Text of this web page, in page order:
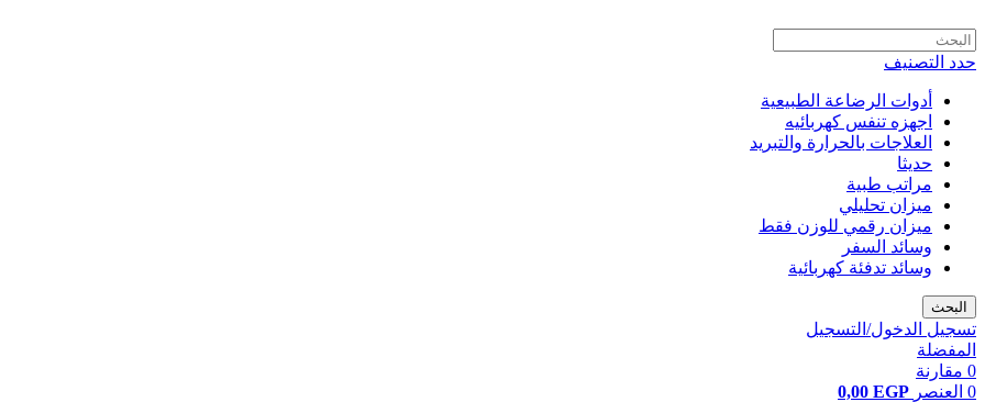
حدد التصنيف
أدوات الرضاعة الطبيعية
اجهزه تنفس كهربائيه
العلاجات بالحرارة والتبريد
حديثا
مراتب طبية
ميزان تحليلي
ميزان رقمي للوزن فقط
وسائد السفر
وسائد تدفئة كهربائية
البحث
تسجيل الدخول/التسجيل
المفضلة
0 مقارنة
0 العنصر 0,00 EGP